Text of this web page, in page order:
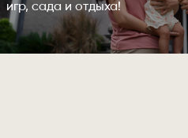
игр, сада и отдыха!